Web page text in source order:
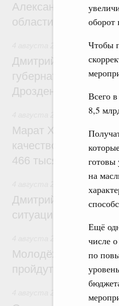
оборот
Чтобы
Всего
8,5
готовы
на
Ещё
числе
по
Александр Новак
области Андреем
Общие
Дмитрий Патрушев
губернатором
Дрозденко
Жилищно-
Марат Хуснуллин:
качество
466 тысяч человек
Дмитрий
ситуации»
Спорт
Молодёжный день и
пройдут в рамках
Внутренний